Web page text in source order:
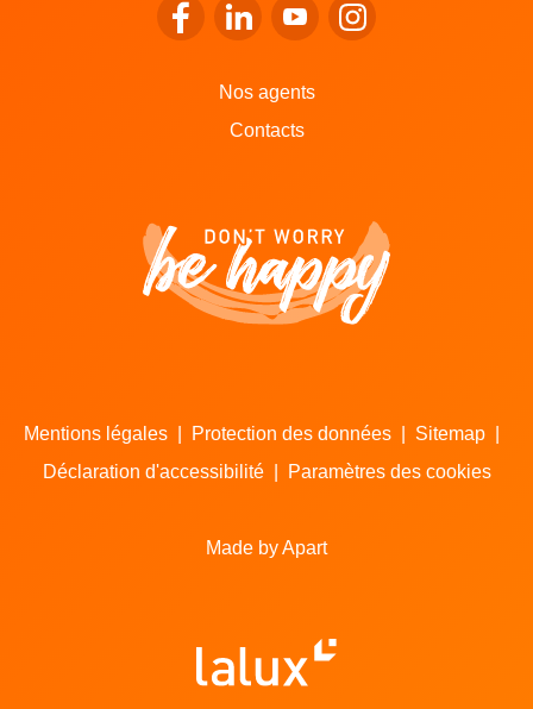
Se rendre sur le facebook de LALUX
Se rendre sur le Linkedin de
Se rendre sur le youtube de
Se rendre sur
Nos agents
Contacts
Mentions légales Protection des données Sitemap
Déclaration d'accessibilité
Paramètres des cookies
Made by Apart